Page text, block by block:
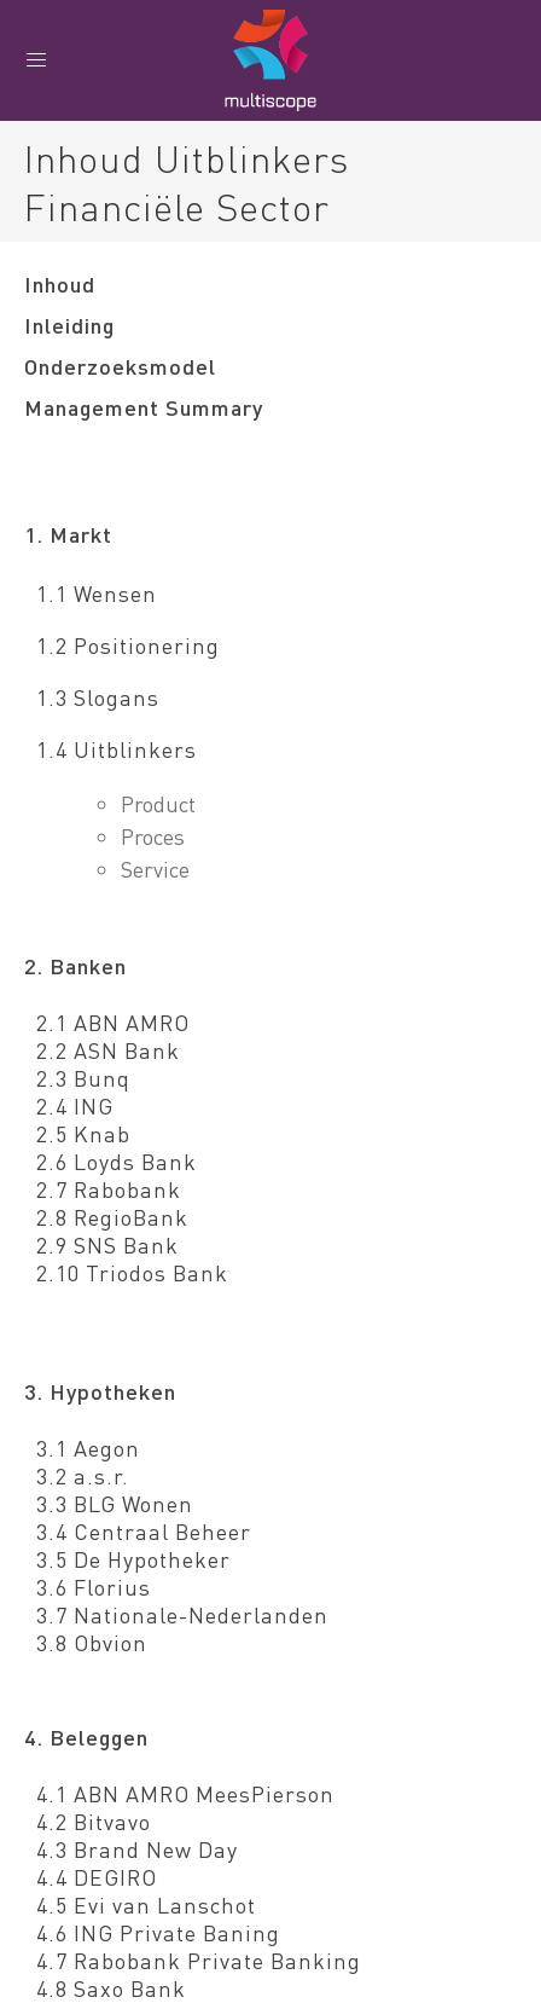
Inhoud Uitblinkers
Financiële Sector
Inhoud
Inleiding
Onderzoeksmodel
Management Summary
1. Markt
1.1 Wensen
1.2 Positionering
1.3 Slogans
1.4 Uitblinkers
Product
Proces
Service
2. Banken
2.1 ABN AMRO
2.2 ASN Bank
2.3 Bunq
2.4 ING
2.5 Knab
2.6 Loyds Bank
2.7 Rabobank
2.8 RegioBank
2.9 SNS Bank
2.10 Triodos Bank
3. Hypotheken
3.1 Aegon
3.2 a.s.r.
3.3 BLG Wonen
3.4 Centraal Beheer
3.5 De Hypotheker
3.6 Florius
3.7 Nationale-Nederlanden
3.8 Obvion
4. Beleggen
4.1 ABN AMRO MeesPierson
4.2 Bitvavo
4.3 Brand New Day
4.4 DEGIRO
4.5 Evi van Lanschot
4.6 ING Private Baning
4.7 Rabobank Private Banking
4.8 Saxo Bank